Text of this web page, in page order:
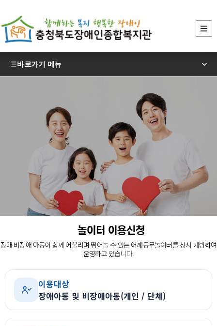
바로가기 메뉴
장애인의 복지증진
늘 처음의 마음으로 함께 하겠습니다.
놀이터 이용신청
장애·비장애 아동이 함께 어울리며 뛰어놀 수 있는 어깨동무놀이터를 상시 개방하여
운영하고 있습니다.
이용대상
장애아동 및 비장애아동(개인 / 단체)